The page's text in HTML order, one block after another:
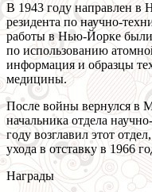
В 1943 году направлен в
резидента по научно-
работы в Нью-Йорке
по использованию
информация и образцы
медицины.
После войны вернулся в
начальника отдела
году возглавил этот
ухода в отставку в 1966
Награды